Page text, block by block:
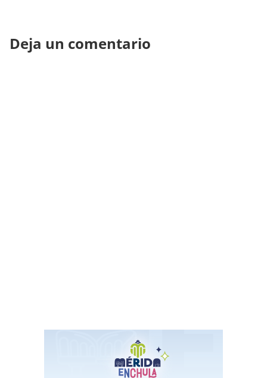
Deja un comentario